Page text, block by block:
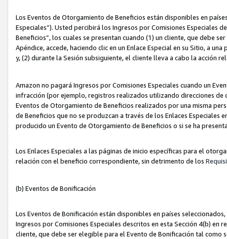
Los Eventos de Otorgamiento de Beneficios están disponibles en
Especiales”). Usted percibirá los Ingresos por Comisiones Especiales
Beneficios”, los cuales se presentan cuando (1) un cliente, que debe
Apéndice, accede, haciendo clic en un Enlace Especial en su Sitio, a
y, (2) durante la Sesión subsiguiente, el cliente lleva a cabo la acción
Amazon no pagará Ingresos por Comisiones Especiales cuando un
infracción (por ejemplo, registros realizados utilizando direcciones
Eventos de Otorgamiento de Beneficios realizados por una misma
de Beneficios que no se produzcan a través de los Enlaces Especiales
producido un Evento de Otorgamiento de Beneficios o si se ha
Los Enlaces Especiales a las páginas de inicio específicas para el
relación con el beneficio correspondiente, sin detrimento de los
(b) Eventos de Bonificación
Los Eventos de Bonificación están disponibles en países
Ingresos por Comisiones Especiales descritos en esta Sección 4(b) en
cliente, que debe ser elegible para el Evento de Bonificación tal como